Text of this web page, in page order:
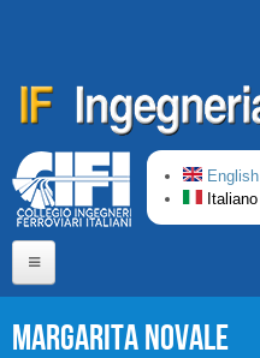
English
Italiano
Margarita NOVALE